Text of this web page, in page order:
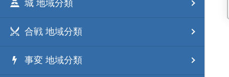
城 地域分類
合戦 地域分類
事変 地域分類